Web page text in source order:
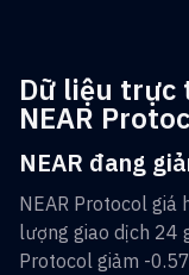
Dữ liệu trực
NEAR
NEAR đang
NEAR Protocol giá
lượng giao dịch 24
Protocol giảm -